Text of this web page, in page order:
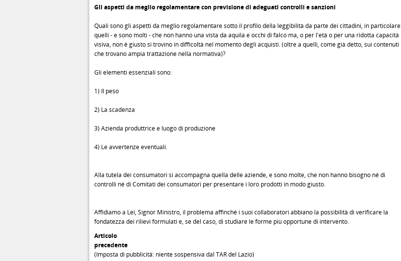
Gli aspetti da meglio regolamentare con previsione di adeguati controlli e sanzioni
Quali sono gli aspetti da meglio regolamentare sotto il profilo della leggibilità da parte dei cittadini, in particolare
quelli - e sono molti - che non hanno una vista da aquila e occhi di falco ma, o per l'età o per una ridotta capacità
visiva, non è giusto si trovino in difficoltà nel momento degli acquisti. (oltre a quelli, come già detto, sui contenuti
che trovano ampia trattazione nella normativa)?
Gli elementi essenziali sono:
1) Il peso
2) La scadenza
3) Azienda produttrice e luogo di produzione
4) Le avvertenze eventuali.
Alla tutela dei consumatori si accompagna quella delle aziende, e sono molte, che non hanno bisogno né di
controlli né di Comitati dei consumatori per presentare i loro prodotti in modo giusto.
Affidiamo a Lei, Signor Ministro, il problema affinché i suoi collaboratori abbiano la possibilità di verificare la
fondatezza dei rilievi formulati e, se del caso, di studiare le forme più opportune di intervento.
Articolo
precedente
(Imposta di pubblicità: niente sospensiva dal TAR del Lazio)